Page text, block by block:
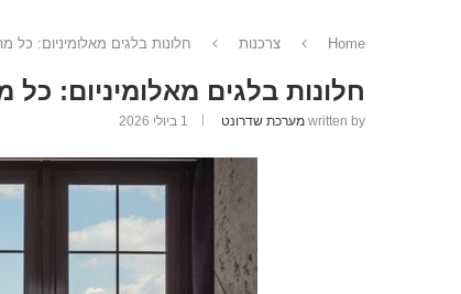
Home צרכנות חלונות בלגים מאלומיניום: כל
חלונות בלגים מאלומיניום:
written by מערכת שדרונט 1 ביולי 2026